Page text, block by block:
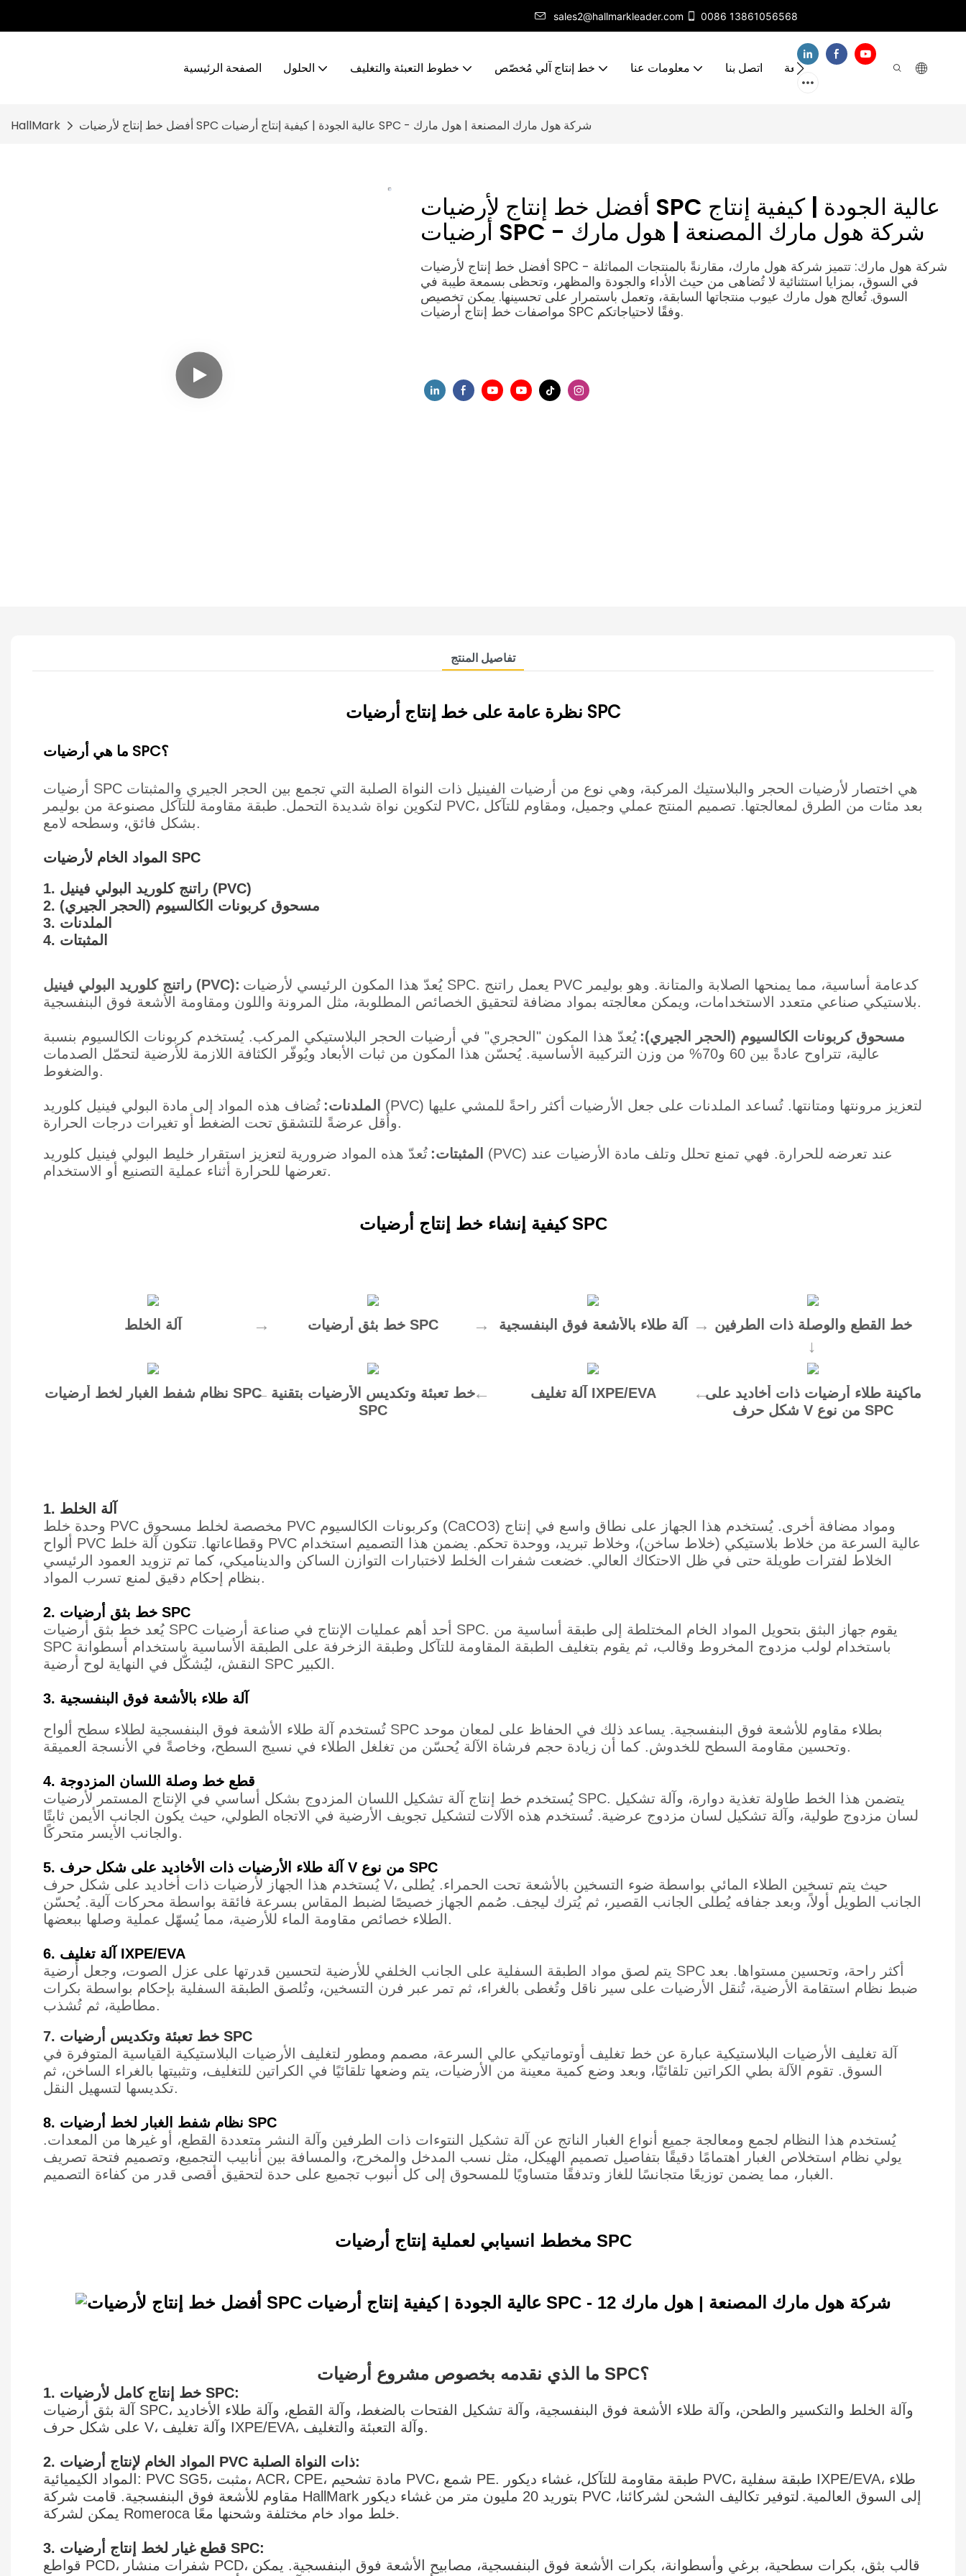
sales2@hallmarkleader.com 0086 13861056568
الصفحة الرئيسية الحلول خطوط التعبئة والتغليف خط إنتاج آلي مُخصّص معلومات عنا اتصل بنا الأسئلة الشائعة مقاطع فيديو
HallMark أفضل خط إنتاج لأرضيات SPC عالية الجودة | كيفية إنتاج أرضيات SPC - شركة هول مارك المصنعة | هول مارك
أفضل خط إنتاج لأرضيات SPC عالية الجودة | كيفية إنتاج
أرضيات SPC - شركة هول مارك المصنعة | هول مارك
أفضل خط إنتاج لأرضيات SPC - شركة هول مارك: تتميز شركة هول مارك، مقارنةً بالمنتجات المماثلة
في السوق، بمزايا استثنائية لا تُضاهى من حيث الأداء والجودة والمظهر، وتحظى بسمعة طيبة في
السوق. تُعالج هول مارك عيوب منتجاتها السابقة، وتعمل باستمرار على تحسينها. يمكن تخصيص
مواصفات خط إنتاج أرضيات SPC وفقًا لاحتياجاتكم.
تفاصيل المنتج
نظرة عامة على خط إنتاج أرضيات SPC
ما هي أرضيات SPC؟
أرضيات SPC هي اختصار لأرضيات الحجر والبلاستيك المركبة، وهي نوع من أرضيات الفينيل ذات النواة الصلبة التي تجمع بين الحجر الجيري والمثبتات
لتكوين نواة شديدة التحمل. طبقة مقاومة للتآكل مصنوعة من بوليمر PVC، بعد مئات من الطرق لمعالجتها. تصميم المنتج عملي وجميل، ومقاوم للتآكل
بشكل فائق، وسطحه لامع.
المواد الخام لأرضيات SPC
1. راتنج كلوريد البولي فينيل (PVC)
2. مسحوق كربونات الكالسيوم (الحجر الجيري)
3. الملدنات
4. المثبتات
راتنج كلوريد البولي فينيل (PVC): يُعدّ هذا المكون الرئيسي لأرضيات SPC. يعمل راتنج PVC كدعامة أساسية، مما يمنحها الصلابة والمتانة. وهو بوليمر
بلاستيكي صناعي متعدد الاستخدامات، ويمكن معالجته بمواد مضافة لتحقيق الخصائص المطلوبة، مثل المرونة واللون ومقاومة الأشعة فوق البنفسجية.
مسحوق كربونات الكالسيوم (الحجر الجيري): يُعدّ هذا المكون "الحجري" في أرضيات الحجر البلاستيكي المركب. يُستخدم كربونات الكالسيوم بنسبة
عالية، تتراوح عادةً بين 60 و70% من وزن التركيبة الأساسية. يُحسّن هذا المكون من ثبات الأبعاد ويُوفّر الكثافة اللازمة للأرضية لتحمّل الصدمات
والضغوط.
الملدنات: تُضاف هذه المواد إلى مادة البولي فينيل كلوريد (PVC) لتعزيز مرونتها ومتانتها. تُساعد الملدنات على جعل الأرضيات أكثر راحةً للمشي عليها
وأقل عرضةً للتشقق تحت الضغط أو تغيرات درجات الحرارة.
المثبتات: تُعدّ هذه المواد ضرورية لتعزيز استقرار خليط البولي فينيل كلوريد (PVC) عند تعرضه للحرارة. فهي تمنع تحلل وتلف مادة الأرضيات عند
تعرضها للحرارة أثناء عملية التصنيع أو الاستخدام.
كيفية إنشاء خط إنتاج أرضيات SPC
آلة الخلط خط بثق أرضيات SPC آلة طلاء بالأشعة فوق البنفسجية خط القطع والوصلة ذات الطرفين
ماكينة طلاء أرضيات ذات أخاديد على
شكل حرف V من نوع SPC
آلة تغليف IXPE/EVA
خط تعبئة وتكديس الأرضيات بتقنية
SPC
نظام شفط الغبار لخط أرضيات SPC
1. آلة الخلط
وحدة خلط PVC مخصصة لخلط مسحوق PVC وكربونات الكالسيوم (CaCO3) ومواد مضافة أخرى. يُستخدم هذا الجهاز على نطاق واسع في إنتاج
ألواح PVC وقطاعاتها. تتكون آلة خلط PVC عالية السرعة من خلاط بلاستيكي (خلاط ساخن)، وخلاط تبريد، ووحدة تحكم. يضمن هذا التصميم استخدام
الخلاط لفترات طويلة حتى في ظل الاحتكاك العالي. خضعت شفرات الخلط لاختبارات التوازن الساكن والديناميكي، كما تم تزويد العمود الرئيسي
بنظام إحكام دقيق لمنع تسرب المواد.
2. خط بثق أرضيات SPC
يُعد خط بثق أرضيات SPC أحد أهم عمليات الإنتاج في صناعة أرضيات SPC. يقوم جهاز البثق بتحويل المواد الخام المختلطة إلى طبقة أساسية من
SPC باستخدام لولب مزدوج المخروط وقالب، ثم يقوم بتغليف الطبقة المقاومة للتآكل وطبقة الزخرفة على الطبقة الأساسية باستخدام أسطوانة
النقش، ليُشكّل في النهاية لوح أرضية SPC الكبير.
3. آلة طلاء بالأشعة فوق البنفسجية
تُستخدم آلة طلاء الأشعة فوق البنفسجية لطلاء سطح ألواح SPC بطلاء مقاوم للأشعة فوق البنفسجية. يساعد ذلك في الحفاظ على لمعان موحد
وتحسين مقاومة السطح للخدوش. كما أن زيادة حجم فرشاة الآلة يُحسّن من تغلغل الطلاء في نسيج السطح، وخاصةً في الأنسجة العميقة.
4. قطع خط وصلة اللسان المزدوجة
يُستخدم خط إنتاج آلة تشكيل اللسان المزدوج بشكل أساسي في الإنتاج المستمر لأرضيات SPC. يتضمن هذا الخط طاولة تغذية دوارة، وآلة تشكيل
لسان مزدوج طولية، وآلة تشكيل لسان مزدوج عرضية. تُستخدم هذه الآلات لتشكيل تجويف الأرضية في الاتجاه الطولي، حيث يكون الجانب الأيمن ثابتًا
والجانب الأيسر متحركًا.
5. آلة طلاء الأرضيات ذات الأخاديد على شكل حرف V من نوع SPC
يُستخدم هذا الجهاز لأرضيات ذات أخاديد على شكل حرف V، حيث يتم تسخين الطلاء المائي بواسطة ضوء التسخين بالأشعة تحت الحمراء. يُطلى
الجانب الطويل أولاً، وبعد جفافه يُطلى الجانب القصير، ثم يُترك ليجف. صُمم الجهاز خصيصًا لضبط المقاس بسرعة فائقة بواسطة محركات آلية. يُحسّن
الطلاء خصائص مقاومة الماء للأرضية، مما يُسهّل عملية وصلها ببعضها.
6. آلة تغليف IXPE/EVA
يتم لصق مواد الطبقة السفلية على الجانب الخلفي للأرضية لتحسين قدرتها على عزل الصوت، وجعل أرضية SPC أكثر راحة، وتحسين مستواها. بعد
ضبط نظام استقامة الأرضية، تُنقل الأرضيات على سير ناقل وتُغطى بالغراء، ثم تمر عبر فرن التسخين، وتُلصق الطبقة السفلية بإحكام بواسطة بكرات
مطاطية، ثم تُشذب.
7. خط تعبئة وتكديس أرضيات SPC
آلة تغليف الأرضيات البلاستيكية عبارة عن خط تغليف أوتوماتيكي عالي السرعة، مصمم ومطور لتغليف الأرضيات البلاستيكية القياسية المتوفرة في
السوق. تقوم الآلة بطي الكراتين تلقائيًا، وبعد وضع كمية معينة من الأرضيات، يتم وضعها تلقائيًا في الكراتين للتغليف، وتثبيتها بالغراء الساخن، ثم
تكديسها لتسهيل النقل.
8. نظام شفط الغبار لخط أرضيات SPC
يُستخدم هذا النظام لجمع ومعالجة جميع أنواع الغبار الناتج عن آلة تشكيل النتوءات ذات الطرفين وآلة النشر متعددة القطع، أو غيرها من المعدات.
يولي نظام استخلاص الغبار اهتمامًا دقيقًا بتفاصيل تصميم الهيكل، مثل نسب المدخل والمخرج، والمسافة بين أنابيب التجميع، وتصميم فتحة تصريف
الغبار، مما يضمن توزيعًا متجانسًا للغاز وتدفقًا متساويًا للمسحوق إلى كل أنبوب تجميع على حدة لتحقيق أقصى قدر من كفاءة التصميم.
مخطط انسيابي لعملية إنتاج أرضيات SPC
ما الذي نقدمه بخصوص مشروع أرضيات SPC؟
1. خط إنتاج كامل لأرضيات SPC:
آلة بثق أرضيات SPC، وآلة الخلط والتكسير والطحن، وآلة طلاء الأشعة فوق البنفسجية، وآلة تشكيل الفتحات بالضغط، وآلة القطع، وآلة طلاء الأخاديد
على شكل حرف V، وآلة تغليف IXPE/EVA، وآلة التعبئة والتغليف.
2. المواد الخام لإنتاج أرضيات PVC ذات النواة الصلبة:
المواد الكيميائية: PVC SG5، مثبت، ACR، CPE، مادة تشحيم PVC، شمع PE. طبقة مقاومة للتآكل، غشاء ديكور PVC، طبقة سفلية IXPE/EVA، طلاء
مقاوم للأشعة فوق البنفسجية. قامت شركة HallMark بتوريد 20 مليون متر من غشاء ديكور PVC إلى السوق العالمية. لتوفير تكاليف الشحن لشركائنا،
يمكن لشركة Romeroca خلط مواد خام مختلفة وشحنها معًا.
3. قطع غيار لخط إنتاج أرضيات SPC:
قواطع PCD، شفرات منشار PCD، قالب بثق، بكرات سطحية، برغي وأسطوانة، بكرات الأشعة فوق البنفسجية، مصابيح الأشعة فوق البنفسجية. يمكن